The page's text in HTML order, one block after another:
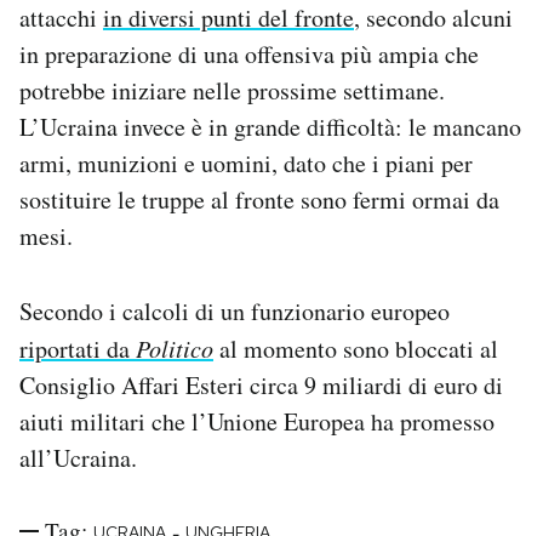
attacchi in diversi punti del fronte, secondo alcuni
in preparazione di una offensiva più ampia che
potrebbe iniziare nelle prossime settimane.
L’Ucraina invece è in grande difficoltà: le mancano
armi, munizioni e uomini, dato che i piani per
sostituire le truppe al fronte sono fermi ormai da
mesi.
Secondo i calcoli di un funzionario europeo
riportati daPoliticoal momento sono bloccati al
Consiglio Affari Esteri circa 9 miliardi di euro di
aiuti militari che l’Unione Europea ha promesso
all’Ucraina.